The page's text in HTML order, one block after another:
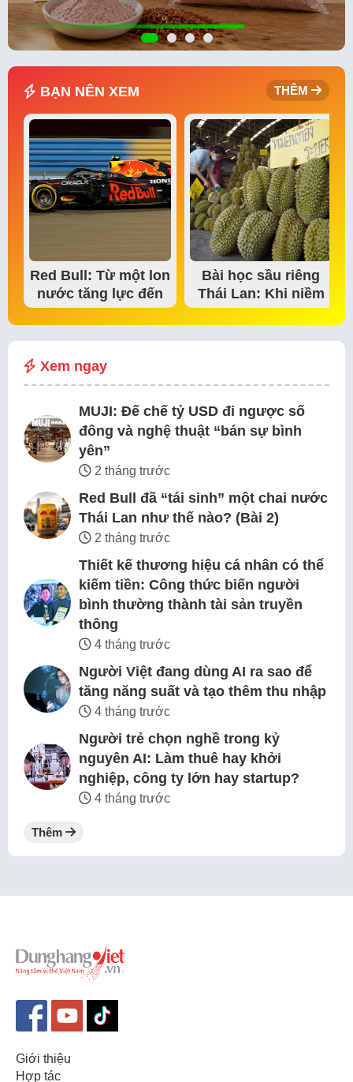
BẠN NÊN XEM THÊM
Red Bull: Từ một lon
nước tăng lực đến
đế chế thể…
Bài học sầu riêng
Thái Lan: Khi niềm
tin thị trường bắt…
Xem ngay
MUJI: Đế chế tỷ USD đi ngược số
đông và nghệ thuật “bán sự bình
yên”
2 tháng trước
Red Bull đã “tái sinh” một chai nước
Thái Lan như thế nào? (Bài 2)
2 tháng trước
Thiết kế thương hiệu cá nhân có thể
kiếm tiền: Công thức biến người
bình thường thành tài sản truyền
thông
4 tháng trước
Người Việt đang dùng AI ra sao để
tăng năng suất và tạo thêm thu nhập
4 tháng trước
Người trẻ chọn nghề trong kỷ
nguyên AI: Làm thuê hay khởi
nghiệp, công ty lớn hay startup?
4 tháng trước
Thêm
Giới thiệu
Hợp tác